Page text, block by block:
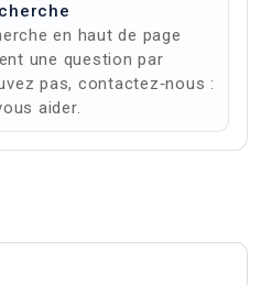
en haut de page
une question par
pas, contactez‑nous :
aider.